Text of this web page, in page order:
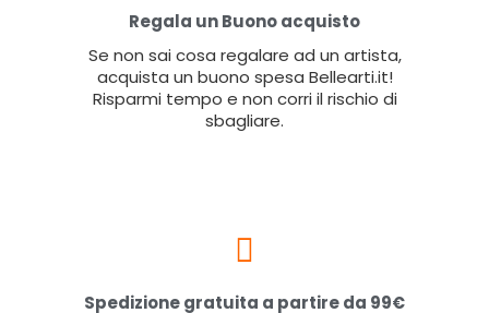
Regala un Buono acquisto
Se non sai cosa regalare ad un artista,
acquista un buono spesa Bellearti.it!
Risparmi tempo e non corri il rischio di
sbagliare.
Spedizione gratuita a partire da 99€